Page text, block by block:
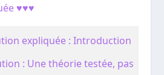
♥♥♥
expliquée : Introduction
: Une théorie testée, pas